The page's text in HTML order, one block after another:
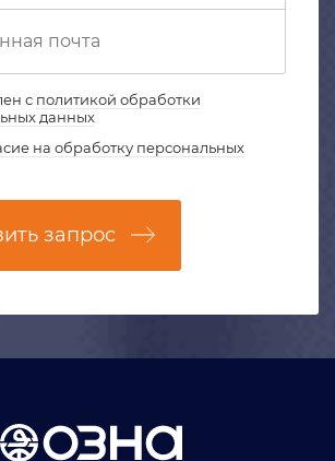
с политикой обработки
данных
на обработку персональных
запрос